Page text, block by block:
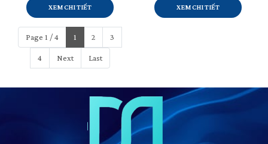
XEM CHI TIẾT XEM CHI TIẾT
Page 1 / 4 1 2 3
4 Next Last